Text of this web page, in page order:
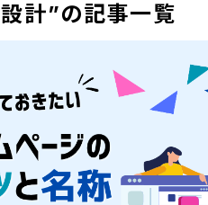
設計”の記事一覧